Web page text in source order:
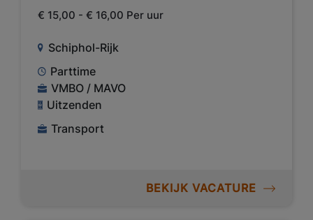
€ 15,00 - € 16,00 Per uur
Schiphol-Rijk
Parttime
VMBO / MAVO
Uitzenden
Transport
BEKIJK VACATURE